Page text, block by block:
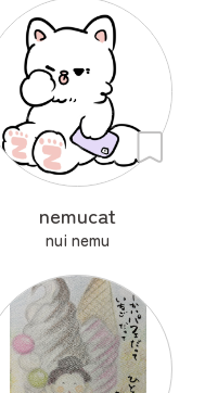
nemucat
nui nemu